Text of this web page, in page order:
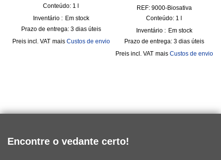
Conteúdo: 1
Inventário : Em stock
Prazo de entrega: 3 dias úteis
incl. VAT mais Custos de envio
REF: 9000-Biosativa
Conteúdo: 1
Inventário : Em stock
Prazo de entrega: 3 dias úteis
incl. VAT mais Custos de envio
Encontre o vedante certo!